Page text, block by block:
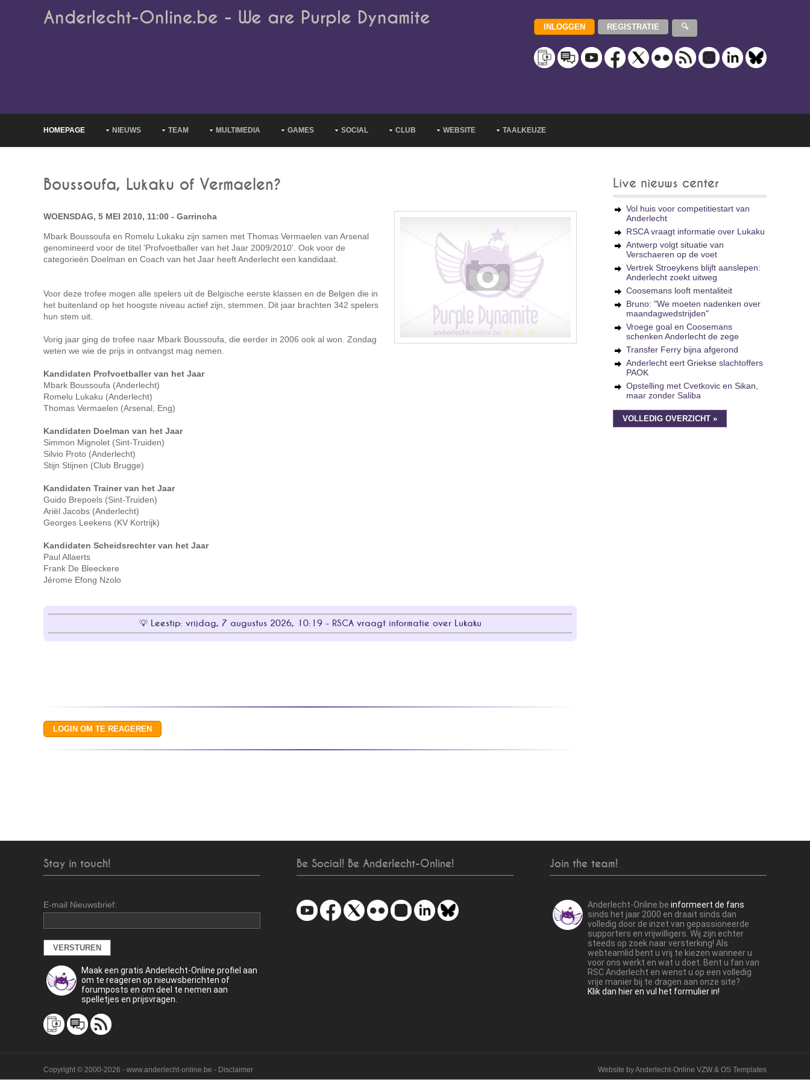
Anderlecht-Online.be - We are Purple Dynamite
HOMEPAGE NIEUWS TEAM MULTIMEDIA GAMES SOCIAL CLUB WEBSITE TAALKEUZE
Boussoufa, Lukaku of Vermaelen?
WOENSDAG, 5 MEI 2010, 11:00 - Garrincha
Mbark Boussoufa en Romelu Lukaku zijn samen met Thomas Vermaelen van Arsenal
genomineerd voor de titel 'Profvoetballer van het Jaar 2009/2010'. Ook voor de
categorieën Doelman en Coach van het Jaar heeft Anderlecht een kandidaat.
Voor deze trofee mogen alle spelers uit de Belgische eerste klassen en de Belgen die in
het buitenland op het hoogste niveau actief zijn, stemmen. Dit jaar brachten 342 spelers
hun stem uit.
Vorig jaar ging de trofee naar Mbark Boussoufa, die eerder in 2006 ook al won. Zondag
weten we wie de prijs in ontvangst mag nemen.
Kandidaten Profvoetballer van het Jaar
Mbark Boussoufa (Anderlecht)
Romelu Lukaku (Anderlecht)
Thomas Vermaelen (Arsenal, Eng)
Kandidaten Doelman van het Jaar
Simmon Mignolet (Sint-Truiden)
Silvio Proto (Anderlecht)
Stijn Stijnen (Club Brugge)
Kandidaten Trainer van het Jaar
Guido Brepoels (Sint-Truiden)
Ariël Jacobs (Anderlecht)
Georges Leekens (KV Kortrijk)
Kandidaten Scheidsrechter van het Jaar
Paul Allaerts
Frank De Bleeckere
Jérome Efong Nzolo
Leestip: vrijdag, 7 augustus 2026, 10:19 - RSCA vraagt informatie over Lukaku
Live nieuws center
Vol huis voor competitiestart van
Anderlecht
RSCA vraagt informatie over Lukaku
Antwerp volgt situatie van
Verschaeren op de voet
Vertrek Stroeykens blijft aanslepen:
Anderlecht zoekt uitweg
Coosemans looft mentaliteit
Bruno: "We moeten nadenken over
maandagwedstrijden"
Vroege goal en Coosemans
schenken Anderlecht de zege
Transfer Ferry bijna afgerond
Anderlecht eert Griekse slachtoffers
PAOK
Opstelling met Cvetkovic en Sikan,
maar zonder Saliba
VOLLEDIG OVERZICHT »
Stay in touch!
E-mail Nieuwsbrief:
Maak een gratis Anderlecht-Online profiel aan
om te reageren op nieuwsberichten of
forumposts en om deel te nemen aan
spelletjes en prijsvragen.
Be Social! Be Anderlecht-Online! Join the team!
Anderlecht-Online.be informeert de fans
sinds het jaar 2000 en draait sinds dan
volledig door de inzet van gepassioneerde
supporters en vrijwilligers. Wij zijn echter
steeds op zoek naar versterking! Als
webteamlid bent u vrij te kiezen wanneer u
voor ons werkt en wat u doet. Bent u fan van
RSC Anderlecht en wenst u op een volledig
vrije manier bij te dragen aan onze site?
Klik dan hier en vul het formulier in!
Copyright © 2000-2026 - www.anderlecht-online.be - Disclaimer Website byAnderlecht-Online VZW & OS Templates